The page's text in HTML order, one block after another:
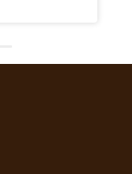
gings los,
ruhig,
-wie man im
und
Kiesel und